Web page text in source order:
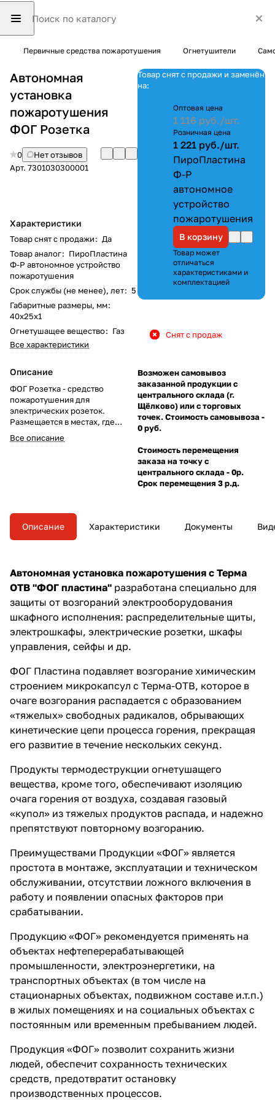
Первичные средства пожаротушения Огнетушители
Автономная
установка
пожаротушения
ФОГ Розетка
0
Нет отзывов
Арт. 7301030300001
Характеристики
Товар снят с продажи: Да
Товар аналог: ПироПластина
Ф-Р автономное устройство
пожаротушения
Срок службы (не менее), лет: 5
Габаритные размеры, мм:
40х25х1
Огнетушащее вещество: Газ
Все характеристики
Описание
ФОГ Розетка - средство
пожаротушения для
электрических розеток.
Размещается в местах, где
возможны короткое замыкание
или искрение. В
Все описание
Товар снят с продажи и заменён
на:
Оптовая цена
1 116 руб./шт.
Розничная цена
1 221 руб./шт.
ПироПластина
Ф-Р
автономное
устройство
пожаротушения
В корзину
Товар может
отличаться
характеристиками и
комплектацией
Снят с продаж
Возможен самовывоз
заказанной продукции с
центрального склада (г.
Щёлково) или с торговых
точек. Стоимость самовывоза -
0 руб.
Стоимость перемещения
заказа на точку с
центрального склада - 0р.
Срок перемещения 3 р.д.
Описание Характеристики Документы
Автономная установка пожаротушения с Терма
ОТВ "ФОГ пластина" разработана специально для
защиты от возгораний электрооборудования
шкафного исполнения: распределительные щиты,
электрошкафы, электрические розетки, шкафы
управления, сейфы и др.
ФОГ Пластина подавляет возгорание химическим
строением микрокапсул с Терма-ОТВ, которое в
очаге возгорания распадается с образованием
«тяжелых» свободных радикалов, обрывающих
кинетические цепи процесса горения, прекращая
его развитие в течение нескольких секунд.
Продукты термодеструкции огнетушащего
вещества, кроме того, обеспечивают изоляцию
очага горения от воздуха, создавая газовый
«купол» из тяжелых продуктов распада, и надежно
препятствуют повторному возгоранию.
Преимуществами Продукции «ФОГ» является
простота в монтаже, эксплуатации и техническом
обслуживании, отсутствии ложного включения в
работу и появлении опасных факторов при
срабатывании.
Продукцию «ФОГ» рекомендуется применять на
объектах нефтеперерабатывающей
промышленности, электроэнергетики, на
транспортных объектах (в том числе на
стационарных объектах, подвижном составе и.т.п.)
в жилых помещениях и на социальных объектах с
постоянным или временным пребыванием людей.
Продукция «ФОГ» позволит сохранить жизни
людей, обеспечит сохранность технических
средств, предотвратит остановку
производственных процессов.